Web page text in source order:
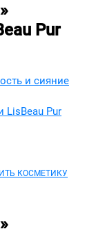
Pur
и сияние
LisBeau Pur
КОСМЕТИКУ